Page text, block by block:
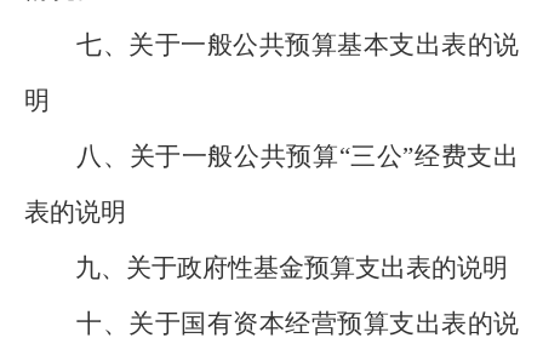
七、关于一般公共预算基本支出表的说
明
八、关于一般公共预算“三公”经费支出
表的说明
九、关于政府性基金预算支出表的说明
十、关于国有资本经营预算支出表的说